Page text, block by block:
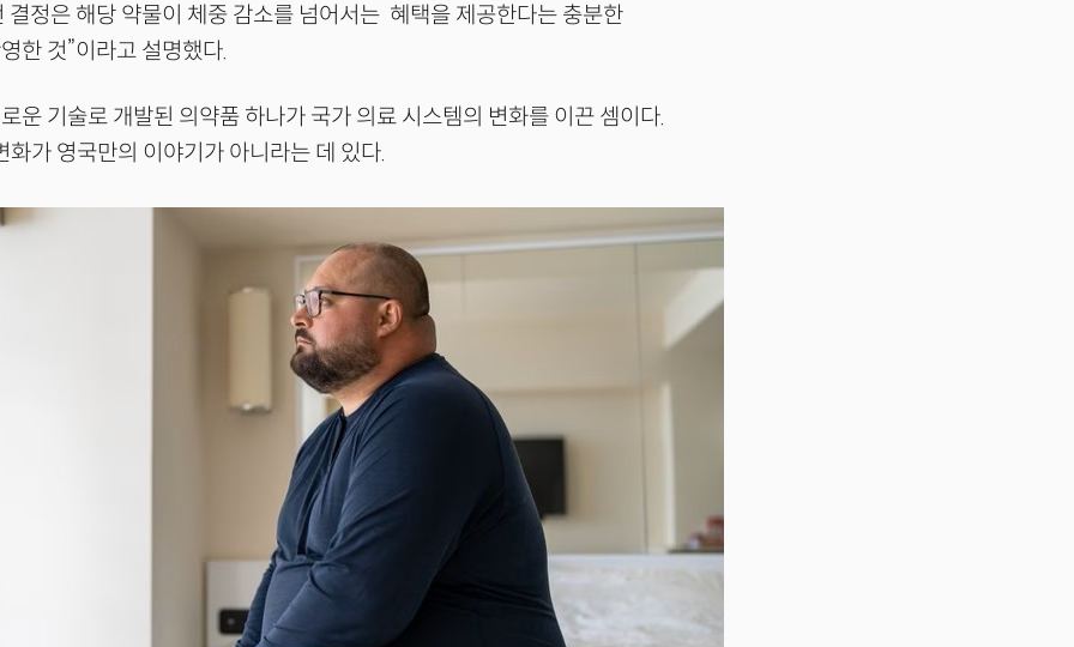
결정은 해당 약물이 체중 감소를 넘어서는 혜택을 제공한다는 충분한
한 것”이라고 설명했다.
운 기술로 개발된 의약품 하나가 국가 의료 시스템의 변화를 이끈 셈이다.
화가 영국만의 이야기가 아니라는 데 있다.